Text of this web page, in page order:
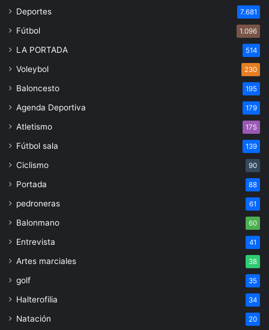
Deportes 7.681
Fútbol 1.096
LA PORTADA 514
Voleybol 230
Baloncesto 195
Agenda Deportiva 179
Atletismo 175
Fútbol sala 139
Ciclismo 90
Portada 88
pedroneras 61
Balonmano 60
Entrevista 41
Artes marciales 38
golf 35
Halterofilia 34
Natación 20